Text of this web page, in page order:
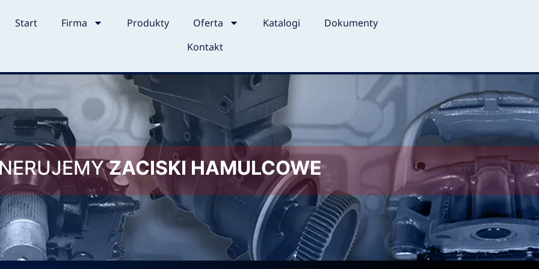
Start Firma Produkty Oferta Katalogi
Dokumenty
Kontakt
ZACISKI HAMULCOWE